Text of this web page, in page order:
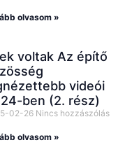
olvasom »
voltak Az építő
videói
ben (2. rész)
02-26 Nincs hozzászólás
olvasom »